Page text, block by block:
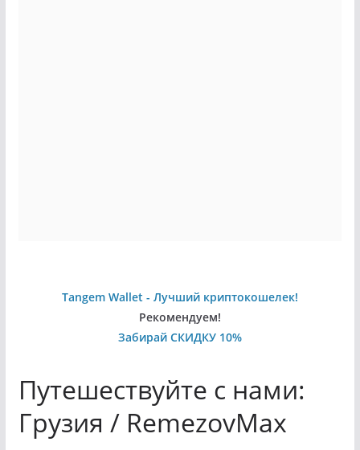
Tangem Wallet - Лучший криптокошелек!
Рекомендуем!
Забирай СКИДКУ 10%
Путешествуйте с нами:
Грузия / RemezovMax